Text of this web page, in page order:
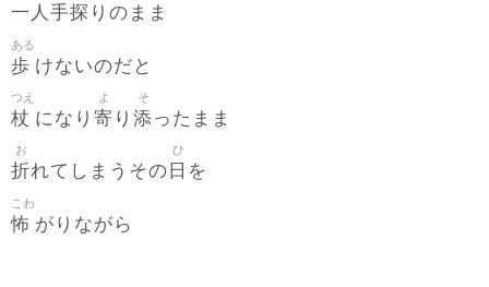
一人 手探 りのまま
歩
ある
けないのだと
杖
つえ
になり 寄
よ
り 添
そ
ったまま
折
お
れてしまうその 日
ひ
を
怖
こわ
がりながら